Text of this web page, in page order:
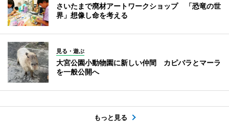
さいたまで廃材アートワークショップ 「恐竜の世
界」想像し命を考える
見る・遊ぶ
大宮公園小動物園に新しい仲間 カピバラとマーラ
を一般公開へ
もっと見る